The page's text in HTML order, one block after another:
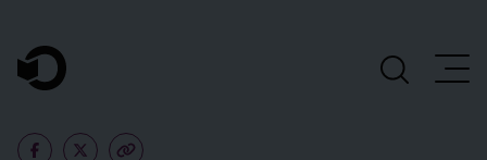
Navegación Principal